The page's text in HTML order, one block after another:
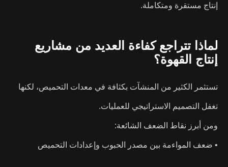
إنتاج مستقرة ومتكاملة.
لماذا تتراجع كفاءة العديد من مشاريع
إنتاج القهوة؟
تستثمر الكثير من المنشآت بكثافة في معدات التحميص، لكنها
تغفل التصميم الاستراتيجي للعمليات.
ومن أبرز نقاط الضعف الشائعة:
• ضعف المواءمة بين مصدر الحبوب وإعدادات التحميص